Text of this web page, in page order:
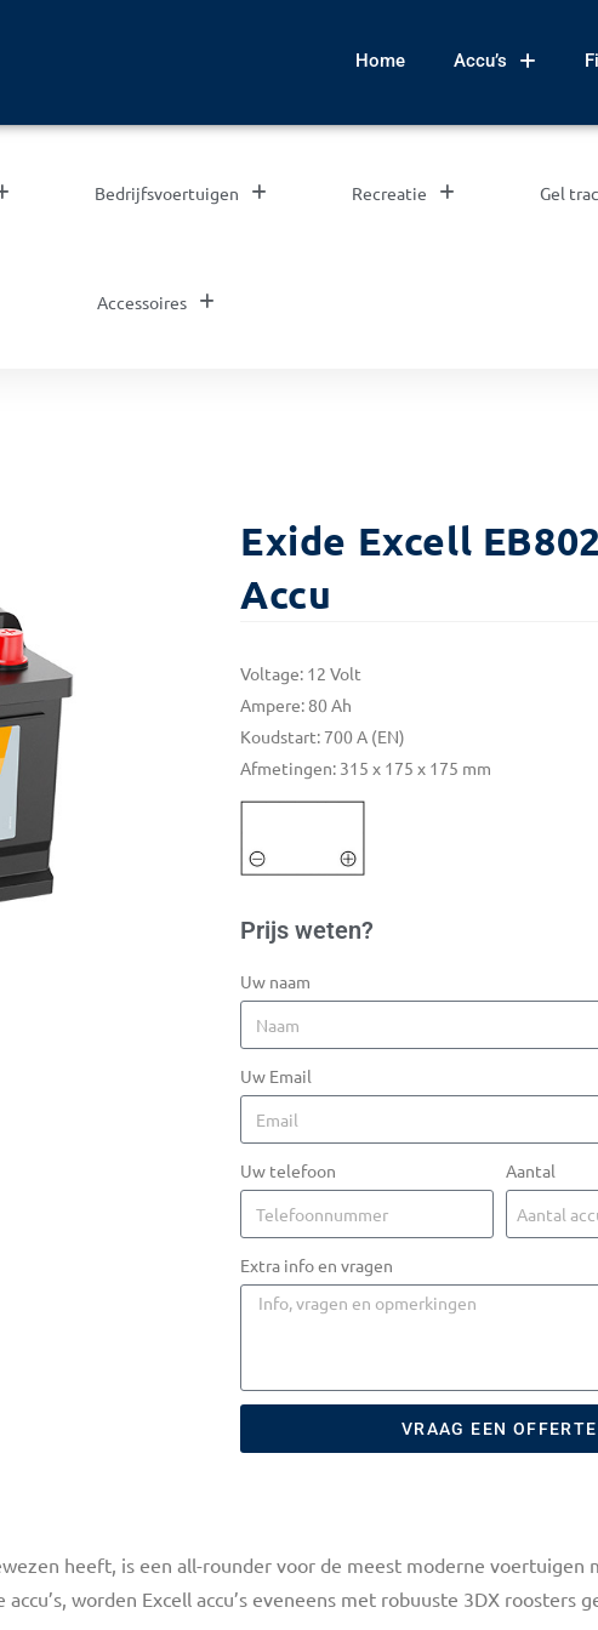
Home Accu’s
Bedrijfsvoertuigen Recreatie Gel
Accessoires
Exide Excell
Accu
Voltage: 12 Volt
Ampere: 80 Ah
Koudstart: 700 A (EN)
Afmetingen: 315 x 175 x 175 mm
Prijs weten?
Uw naam
Uw Email
Uw telefoon Aantal
Extra info en vragen
VRAAG EEN OFFERTE
heeft, is een all-rounder voor de meest moderne voertuigen
worden Excell accu’s eveneens met robuuste 3DX roosters